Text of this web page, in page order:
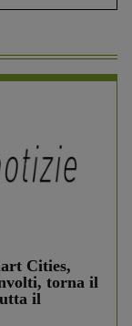
Cities,
torna il
il